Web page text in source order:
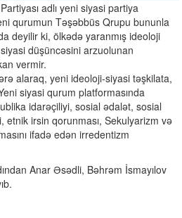
adlı yeni siyasi partiya
qurumun Təşəbbüs Qrupu bununla
deyilir ki, ölkədə yaranmış ideoloji
düşüncəsini arzuolunan
vermir.
alaraq, yeni ideoloji-siyasi təşkilata,
siyasi qurum platformasında
idarəçiliyi, sosial ədalət, sosial
etnik irsin qorunması, Sekulyarizm və
ifadə edən irredentizm
Anar Əsədli, Bəhrəm İsmayılov